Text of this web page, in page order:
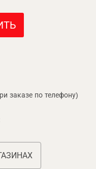
заказе по телефону)